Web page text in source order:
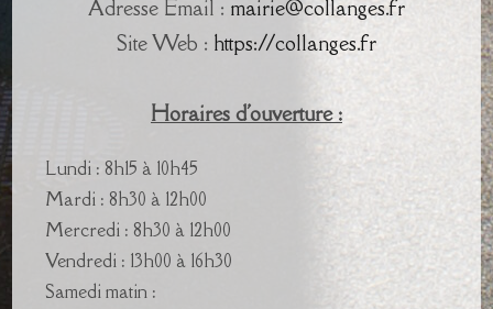
Adresse Email : mairie@collanges.fr
Site Web : https://collanges.fr
Horaires d'ouverture :
Lundi : 8h15 à 10h45
Mardi : 8h30 à 12h00
Mercredi : 8h30 à 12h00
Vendredi : 13h00 à 16h30
Samedi matin :